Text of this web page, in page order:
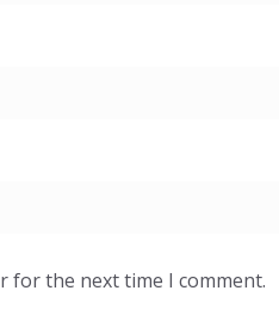
for the next time I comment.